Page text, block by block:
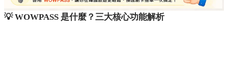
💡 WOWPASS 是什麼？三大核心功能解析